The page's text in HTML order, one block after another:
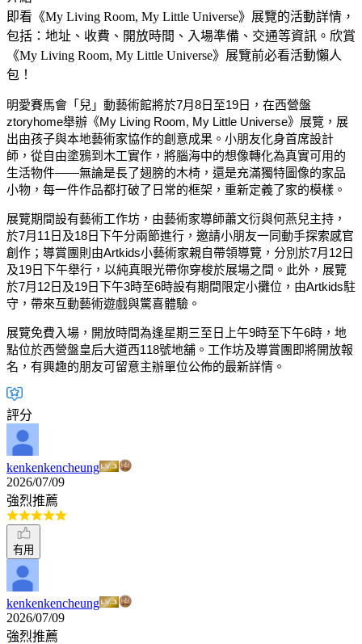
即看《My Living Room, My Little Universe》展覽的活動詳情，
包括：地址、收費、開放時間、入場準備、交通等資訊。欣賞
《My Living Room, My Little Universe》展覽前必看活動懶人
包！
明愛賽馬會「兒」動藝術館將於7月8日至19日，在西營盤
ztoryhome舉辦《My Living Room, My Little Universe》展覽，展
出由孩子與本地藝術家協作的創意成果。小朋友化身首席設計
師，從自由塗鴉到木工實作，將腦海中的想像轉化為真實可用的
生活物件——無論是長了翅膀的木椅，還是充滿獨特圖像的家品
小物，每一件作品都打破了日常的框架，重新定義了家的模樣。
展覽期間設有藝術工作坊，由藝術家導師蕭文衍與何燕兒主持，
於7月11日及18日下午分兩節進行，邀請小朋友一同動手探索感官
創作；導賞團則由Artkids小藝術家親自帶領導覽，分別於7月12日
及19日下午舉行，以純真眼光帶你穿梭於展場之間。此外，展覽
於7月12日及19日下午3時至6時設有期間限定小攤位，由Artkids駐
守，帶來互動藝術遊戲與驚喜體驗。
展覽免費入場，開放時間為逢星期三至日上午9時至下午6時，地
點位於西營盤皇后大道西118號地舖。工作坊及導賞團即將開放報
名，有興趣的朋友可留意主辦單位公佈的最新詳情。
評分
kenkenkencheung
2026/07/09
強烈推薦
有用
kenkenkencheung
2026/07/09
強烈推薦